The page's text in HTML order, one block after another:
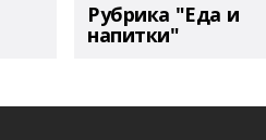
Рубрика "Еда и
напитки"